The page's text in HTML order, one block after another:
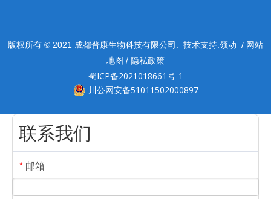
版权所有 © 2021 成都普康生物科技有限公司. 技术支持:领动 / 网站
地图 / 隐私政策
蜀ICP备2021018661号-1
川公网安备51011502000897
联系我们
* 邮箱